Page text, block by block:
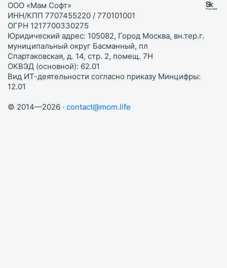
ООО «Мам Софт»
ИНН/КПП 7707455220 / 770101001
ОГРН 1217700330275
Юридический адрес: 105082, Город Москва, вн.тер.г.
муниципальный округ Басманный, пл
Спартаковская, д. 14, стр. 2, помещ. 7Н
ОКВЭД (основной): 62.01
Вид ИТ-деятельности согласно приказу Минцифры:
12.01
© 2014—2026 · contact@mom.life